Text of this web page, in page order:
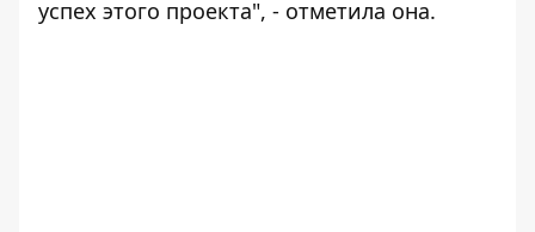
успех этого проекта", - отметила она.